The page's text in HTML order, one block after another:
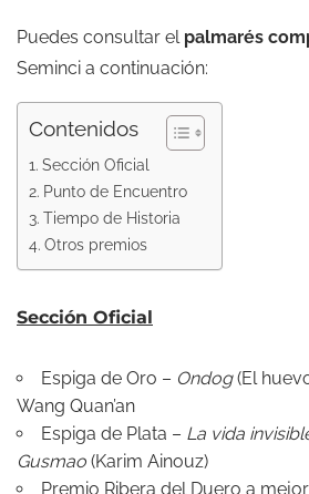
Puedes consultar el palmarés
Seminci a continuación:
Contenidos
Sección Oficial
Punto de Encuentro
Tiempo de Historia
Otros premios
Sección Oficial
Espiga de Oro – Ondog(El
Wang Quan’an
Espiga de Plata – La vida
Gusmao (Karim Ainouz)
Premio Ribera del Duero a